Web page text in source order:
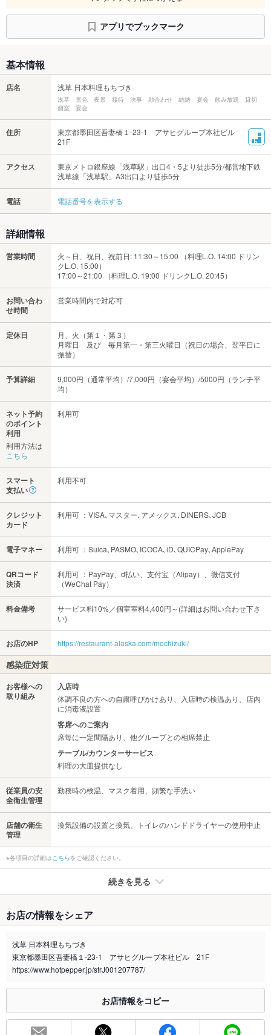
アプリでブックマーク
基本情報
店名 浅草 日本料理もちづき
浅草 景色 夜景 接待 法事 顔合わせ 結納 宴会 飲み放題 貸切
個室 宴会
住所
東京都墨田区吾妻橋１-23-1 アサヒグループ本社ビル
21F
アクセス
東京メトロ銀座線「浅草駅」出口4・5より徒歩5分/都営地下鉄
浅草線「浅草駅」A3出口より徒歩5分
電話 電話番号を表示する
詳細情報
営業時間
火～日、祝日、祝前日: 11:30～15:00 （料理L.O. 14:00 ドリン
クL.O. 15:00）
17:00～21:00 （料理L.O. 19:00 ドリンクL.O. 20:45）
お問い合わ
せ時間
営業時間内で対応可
定休日
月、火（第１・第３）
月曜日 及び 毎月第一・第三火曜日（祝日の場合、翌平日に
振替）
予算詳細
9,000円（通常平均）/7,000円（宴会平均）/5000円（ランチ平
均）
ネット予約
のポイント
利用
利用方法は
こちら
利用可
スマート
支払い
利用不可
クレジット
カード
利用可 ：VISA､マスター､アメックス､DINERS､JCB
電子マネー 利用可 ：Suica､PASMO､ICOCA､iD､QUICPay､ApplePay
QRコード
決済
利用可 ：PayPay、d払い、支付宝（Alipay）、微信支付
（WeChat Pay）
料金備考
サービス料10%／個室室料4,400円～(詳細はお問い合わせ下さ
い)
お店のHP https://restaurant-alaska.com/mochizuki/
感染症対策
お客様への
取り組み
入店時
体調不良の方への自粛呼びかけあり、入店時の検温あり、店内
に消毒液設置
客席へのご案内
席毎に一定間隔あり、他グループとの相席禁止
テーブル/カウンターサービス
料理の大皿提供なし
従業員の安
全衛生管理
勤務時の検温、マスク着用、頻繁な手洗い
店舗の衛生
管理
換気設備の設置と換気、トイレのハンドドライヤーの使用中止
※各項目の詳細は こちらをご確認ください。
続きを見る
禁煙・喫煙 全席禁煙
喫煙専用室 なし
※2020年4月1日～受動喫煙対策に関する法律が施行されています。正しい情報はお店へお問い
総席数 80席
お店の情報をシェア
浅草 日本料理もちづき
東京都墨田区吾妻橋１-23-1 アサヒグループ本社ビル 21F
https://www.hotpepper.jp/strJ001207787/
お店情報をコピー